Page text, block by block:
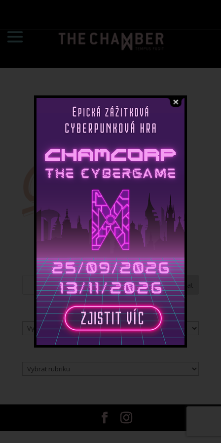
Vyhledávání článků
Archiv
Archiv
Rubriky